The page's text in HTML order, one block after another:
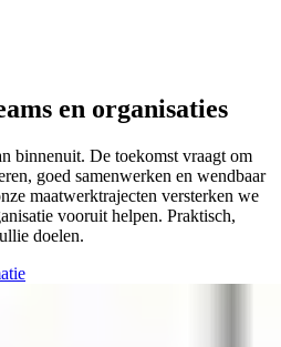
en organisaties
binnenuit. De toekomst vraagt om
goed samenwerken en wendbaar
maatwerktrajecten versterken we
vooruit helpen. Praktisch,
doelen.